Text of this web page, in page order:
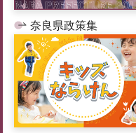
奈良県政策集